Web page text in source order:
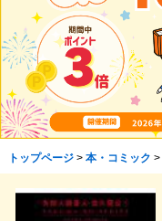
トップページ> 本・コミック >